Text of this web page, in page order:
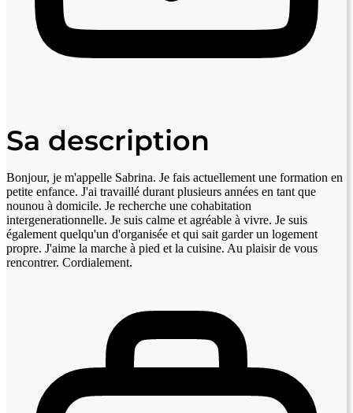
Sa description
Bonjour, je m'appelle Sabrina. Je fais actuellement une formation en
petite enfance. J'ai travaillé durant plusieurs années en tant que
nounou à domicile. Je recherche une cohabitation
intergenerationnelle. Je suis calme et agréable à vivre. Je suis
également quelqu'un d'organisée et qui sait garder un logement
propre. J'aime la marche à pied et la cuisine. Au plaisir de vous
rencontrer. Cordialement.